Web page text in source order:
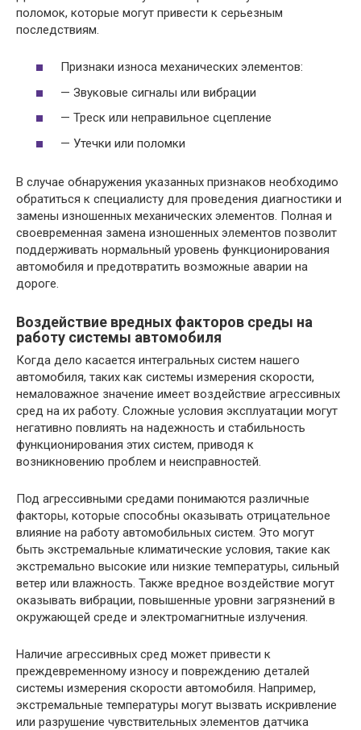
поломок, которые могут привести к серьезным
последствиям.
Признаки износа механических элементов:
— Звуковые сигналы или вибрации
— Треск или неправильное сцепление
— Утечки или поломки
В случае обнаружения указанных признаков необходимо
обратиться к специалисту для проведения диагностики и
замены изношенных механических элементов. Полная и
своевременная замена изношенных элементов позволит
поддерживать нормальный уровень функционирования
автомобиля и предотвратить возможные аварии на
дороге.
Воздействие вредных факторов среды на
работу системы автомобиля
Когда дело касается интегральных систем нашего
автомобиля, таких как системы измерения скорости,
немаловажное значение имеет воздействие агрессивных
сред на их работу. Сложные условия эксплуатации могут
негативно повлиять на надежность и стабильность
функционирования этих систем, приводя к
возникновению проблем и неисправностей.
Под агрессивными средами понимаются различные
факторы, которые способны оказывать отрицательное
влияние на работу автомобильных систем. Это могут
быть экстремальные климатические условия, такие как
экстремально высокие или низкие температуры, сильный
ветер или влажность. Также вредное воздействие могут
оказывать вибрации, повышенные уровни загрязнений в
окружающей среде и электромагнитные излучения.
Наличие агрессивных сред может привести к
преждевременному износу и повреждению деталей
системы измерения скорости автомобиля. Например,
экстремальные температуры могут вызвать искривление
или разрушение чувствительных элементов датчика